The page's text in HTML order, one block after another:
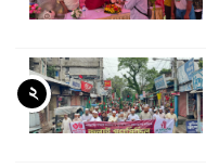
২